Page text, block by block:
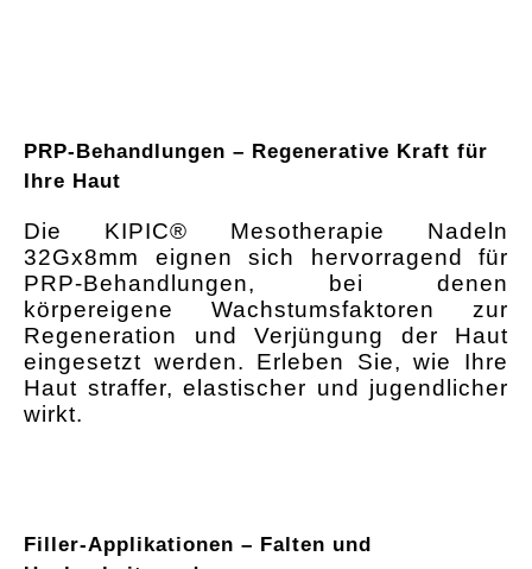
PRP-Behandlungen – Regenerative Kraft für
Ihre Haut
Die KIPIC® Mesotherapie Nadeln
32Gx8mm eignen sich hervorragend für
PRP-Behandlungen, bei denen
körpereigene Wachstumsfaktoren zur
Regeneration und Verjüngung der Haut
eingesetzt werden. Erleben Sie, wie Ihre
Haut straffer, elastischer und jugendlicher
wirkt.
Filler-Applikationen – Falten und